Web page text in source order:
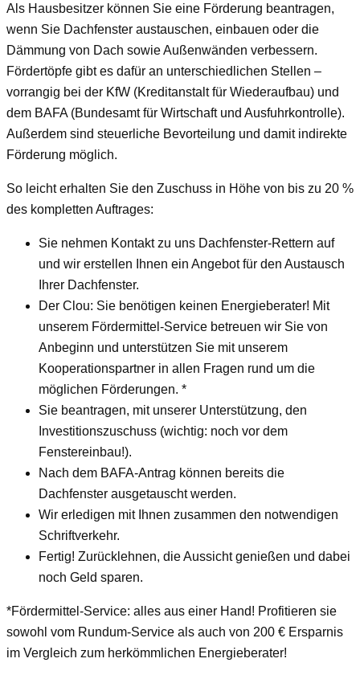
Als Hausbesitzer können Sie eine Förderung beantragen,
wenn Sie Dachfenster austauschen, einbauen oder die
Dämmung von Dach sowie Außenwänden verbessern.
Fördertöpfe gibt es dafür an unterschiedlichen Stellen –
vorrangig bei der KfW (Kreditanstalt für Wiederaufbau) und
dem BAFA (Bundesamt für Wirtschaft und Ausfuhrkontrolle).
Außerdem sind steuerliche Bevorteilung und damit indirekte
Förderung möglich.
So leicht erhalten Sie den Zuschuss in Höhe von bis zu 20 %
des kompletten Auftrages:
Sie nehmen Kontakt zu uns Dachfenster-Rettern auf
und wir erstellen Ihnen ein Angebot für den Austausch
Ihrer Dachfenster.
Der Clou: Sie benötigen keinen Energieberater! Mit
unserem Fördermittel-Service betreuen wir Sie von
Anbeginn und unterstützen Sie mit unserem
Kooperationspartner in allen Fragen rund um die
möglichen Förderungen. *
Sie beantragen, mit unserer Unterstützung, den
Investitionszuschuss (wichtig: noch vor dem
Fenstereinbau!).
Nach dem BAFA-Antrag können bereits die
Dachfenster ausgetauscht werden.
Wir erledigen mit Ihnen zusammen den notwendigen
Schriftverkehr.
Fertig! Zurücklehnen, die Aussicht genießen und dabei
noch Geld sparen.
*Fördermittel-Service: alles aus einer Hand! Profitieren sie
sowohl vom Rundum-Service als auch von 200 € Ersparnis
im Vergleich zum herkömmlichen Energieberater!